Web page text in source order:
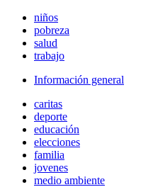
niños
pobreza
salud
trabajo
Información general
caritas
deporte
educación
elecciones
familia
jovenes
medio ambiente